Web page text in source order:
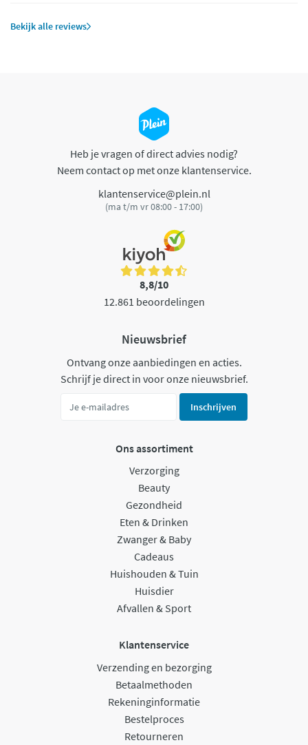
Bekijk alle reviews
Heb je vragen of direct advies nodig?
Neem contact op met onze klantenservice.
klantenservice@plein.nl
(ma t/m vr 08:00 - 17:00)
8,8/10
12.861 beoordelingen
Nieuwsbrief
Ontvang onze aanbiedingen en acties.
Schrijf je direct in voor onze nieuwsbrief.
Inschrijven
Ons assortiment
Verzorging
Beauty
Gezondheid
Eten & Drinken
Zwanger & Baby
Cadeaus
Huishouden & Tuin
Huisdier
Afvallen & Sport
Klantenservice
Verzending en bezorging
Betaalmethoden
Rekeninginformatie
Bestelproces
Retourneren